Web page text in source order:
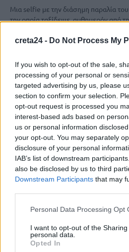
creta24 - Do Not Process My
If you wish to opt-out of the sale,
processing of your personal or
targeted advertising by us, please
section to confirm your selection.
opt-out request is processed you
interest-based ads based on
us or personal information
your opt-out. You may separately
disclosure of your personal
IAB’s list of downstream
also be disclosed by us to third
Downstream Participants that may
Personal Data Processing Opt
I want to opt-out of the
personal data.
Opted In
Μια selfie με την διάσημη παραλία
την οποία ταξίδεψε, αυθημερόν από
Επιχείρηση διάσωσης
Τραυματισμένος εντοπίστηκε σε
χωριά Δικόρυφο και Κήπους